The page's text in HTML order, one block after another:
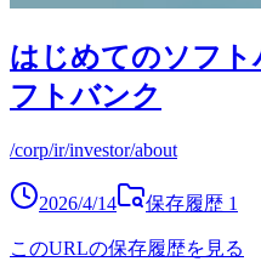
はじめてのソフト
フトバンク
/corp/ir/investor/about
2026/4/14 保存履歴 1
このURLの保存履歴を見る